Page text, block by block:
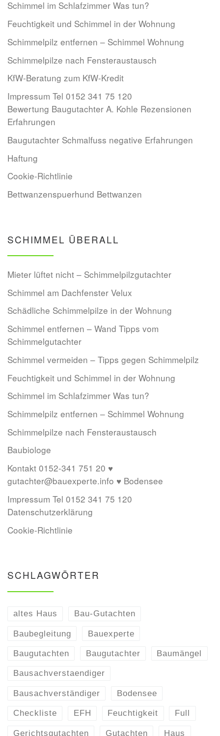
Schimmel im Schlafzimmer Was tun?
Feuchtigkeit und Schimmel in der Wohnung
Schimmelpilz entfernen – Schimmel Wohnung
Schimmelpilze nach Fensteraustausch
KfW-Beratung zum KfW-Kredit
Impressum Tel 0152 341 75 120
Bewertung Baugutachter A. Kohle Rezensionen
Erfahrungen
Baugutachter Schmalfuss negative Erfahrungen
Haftung
Cookie-Richtlinie
Bettwanzenspuerhund Bettwanzen
SCHIMMEL ÜBERALL
Mieter lüftet nicht – Schimmelpilzgutachter
Schimmel am Dachfenster Velux
Schädliche Schimmelpilze in der Wohnung
Schimmel entfernen – Wand Tipps vom
Schimmelgutachter
Schimmel vermeiden – Tipps gegen Schimmelpilz
Feuchtigkeit und Schimmel in der Wohnung
Schimmel im Schlafzimmer Was tun?
Schimmelpilz entfernen – Schimmel Wohnung
Schimmelpilze nach Fensteraustausch
Baubiologe
Kontakt 0152-341 751 20 ♥
gutachter@bauexperte.info ♥ Bodensee
Impressum Tel 0152 341 75 120
Datenschutzerklärung
Cookie-Richtlinie
SCHLAGWÖRTER
altes Haus Bau-Gutachten
Baubegleitung Bauexperte
Baugutachten Baugutachter Baumängel
Bausachverstaendiger
Bausachverständiger Bodensee
Checkliste EFH Feuchtigkeit Full
Gerichtsgutachten Gutachten Haus